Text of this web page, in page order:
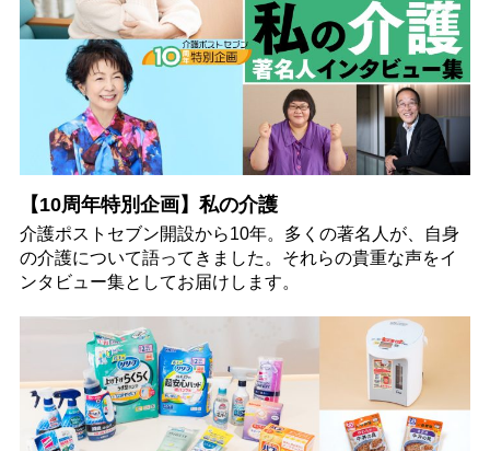
【10周年特別企画】私の介護
介護ポストセブン開設から10年。多くの著名人が、自身
の介護について語ってきました。それらの貴重な声をイ
ンタビュー集としてお届けします。